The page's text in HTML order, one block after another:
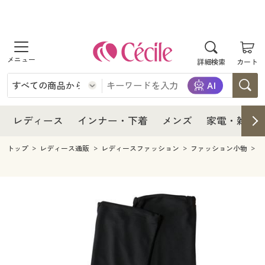
詳細検索 カート
商品を探す
レディース
レディースファッション
インナー・下着
インナー・下着通販すべて
ジュニア・ティーンズ下着
メンズ
寝具・インテリア・家具
寝具・インテリア・家具通販すべて
レディース インナー・下着 メンズ 家電・雑貨
レディース
レディース通販すべて
レディースファッション
インナー・下着
インナー・下着通販すべて
ジュニア・ティーンズ下着
メンズ
キッチン・雑貨・日用品
寝具・インテリア・家具通販すべて
美容・健康通販すべて
トップ レディース通販 レディースファッション ファッション小物